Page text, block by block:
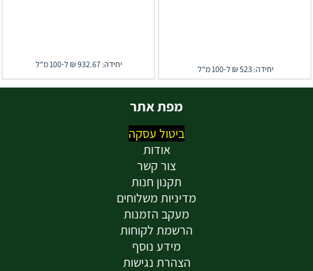
יחידה: 523 ₪ ל-100 מ"ל יחידה: 932.67 ₪ ל-100 מ"ל
מפת אתר
ביטול עסקה
אודות
צור קשר
תקנון חנות
מדיניות משלוחים
מעקב הזמנות
הרשמת לקוחות
מידע נוסף
הצהרת נגישות